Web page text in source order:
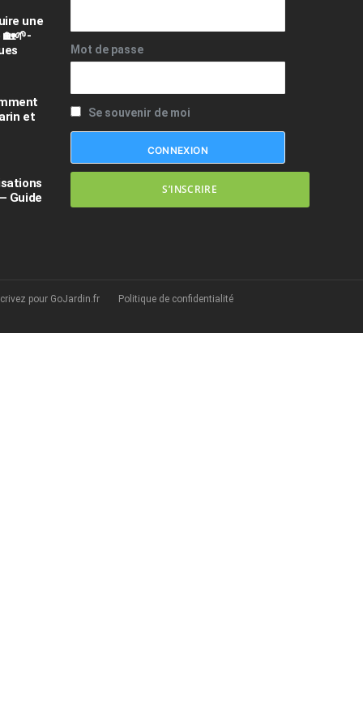
une
et
Guide
Mot de passe
Se souvenir de moi
S’INSCRIRE
pour GoJardin.fr
Politique de confidentialité